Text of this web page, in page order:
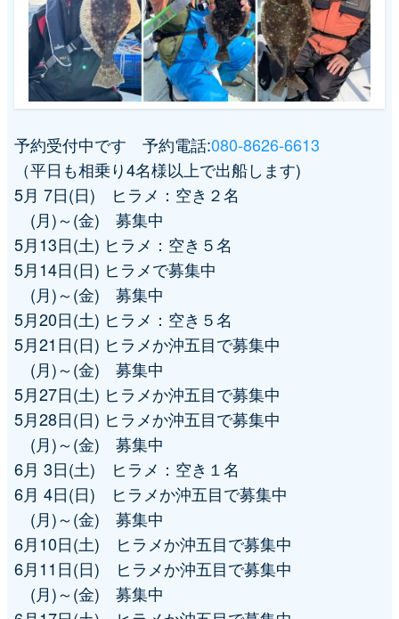
予約受付中です 予約電話:080-8626-6613
（平日も相乗り4名様以上で出船します)
5月 7日(日) ヒラメ：空き２名
(月)～(金) 募集中
5月13日(土) ヒラメ：空き５名
5月14日(日) ヒラメで募集中
(月)～(金) 募集中
5月20日(土) ヒラメ：空き５名
5月21日(日) ヒラメか沖五目で募集中
(月)～(金) 募集中
5月27日(土) ヒラメか沖五目で募集中
5月28日(日) ヒラメか沖五目で募集中
(月)～(金) 募集中
6月 3日(土) ヒラメ：空き１名
6月 4日(日) ヒラメか沖五目で募集中
(月)～(金) 募集中
6月10日(土) ヒラメか沖五目で募集中
6月11日(日) ヒラメか沖五目で募集中
(月)～(金) 募集中